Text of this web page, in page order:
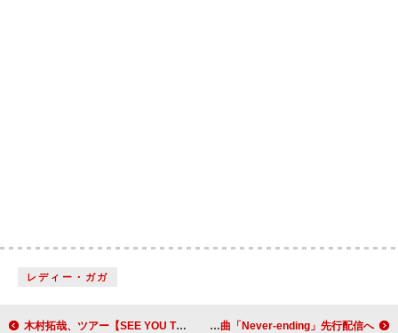
レディー・ガガ
木村拓哉、ツアー【SEE YOU THERE】をパッケージ化 ドキュメンタリー映像も収録 手越祐也、ソロ初ベストAL収録の新曲「Never-ending」先行配信へ